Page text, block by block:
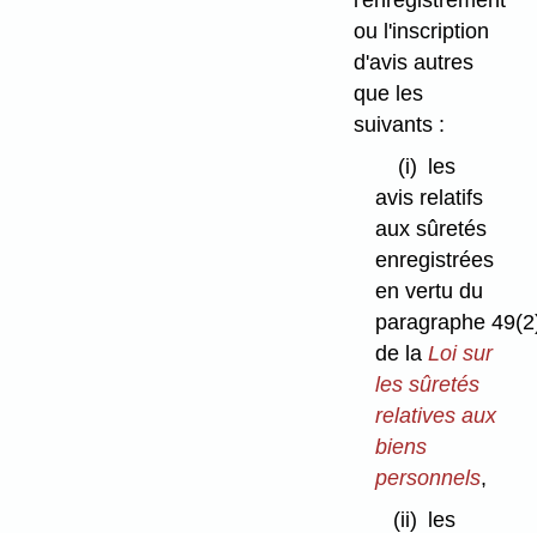
ou l'inscription
d'avis autres
que les
suivants :
(i)
les
avis relatifs
aux sûretés
enregistrées
en vertu du
paragraphe
de la Loi sur
les sûretés
relatives aux
biens
personnels,
(ii) les